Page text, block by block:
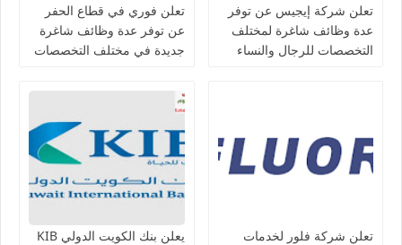
تعلن شركة إيجيس عن توفر
عدة وظائف شاغرة لمختلف
التخصصات للرجال والنساء
تعلن فوري في قطاع الحفر
عن توفر عدة وظائف شاغرة
جديدة في مختلف التخصصات
تعلن شركة فلور لخدمات
يعلن بنك الكويت الدولي KIB